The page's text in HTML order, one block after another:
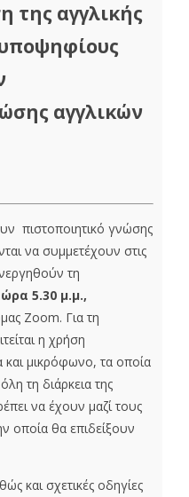
της αγγλικής
αγγλικών
πιστοποιητικό γνώσης
να συμμετέχουν στις
τη
5.30 μ.μ.,
Zoom. Για τη
η χρήση
και μικρόφωνο, τα οποία
τη διάρκεια της
να έχουν μαζί τους
οποία θα επιδείξουν
και σχετικές οδηγίες